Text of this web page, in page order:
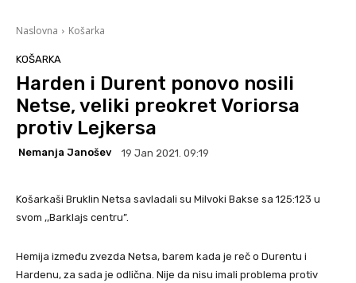
Naslovna Košarka
KOŠARKA
Harden i Durent ponovo nosili
Netse, veliki preokret Voriorsa
protiv Lejkersa
Nemanja Janošev 19 Jan 2021. 09:19
Košarkaši Bruklin Netsa savladali su Milvoki Bakse sa 125:123 u
svom ,,Barklajs centru”.
Hemija između zvezda Netsa, barem kada je reč o Durentu i
Hardenu, za sada je odlična. Nije da nisu imali problema protiv